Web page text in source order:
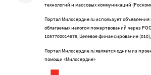
технологий и массовых коммуникаций
Портал Милосердие.ru использует объявления
облагаемых налогом пожертвований через
1057700014679, Целевое финансирование
Портал Милосердие.ru является одним из
помощи «Милосердие»